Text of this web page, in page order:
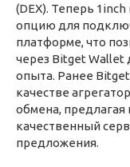
(DEX). Теперь
опцию для
платформе, что
через Bitget Wallet
опыта. Ранее
качестве
обмена, предлагая
качественный
предложения.